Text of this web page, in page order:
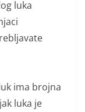
luka
ima brojna
luka je